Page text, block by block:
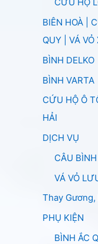
BIÊN HOÀ |
QUY | VÁ
BÌNH DELKO
BÌNH VARTA
CỨU HỘ Ô
HẢI
DỊCH VỤ
CÂU
VÁ VỎ
Thay
PHỤ KIỆN
BÌNH ẮC